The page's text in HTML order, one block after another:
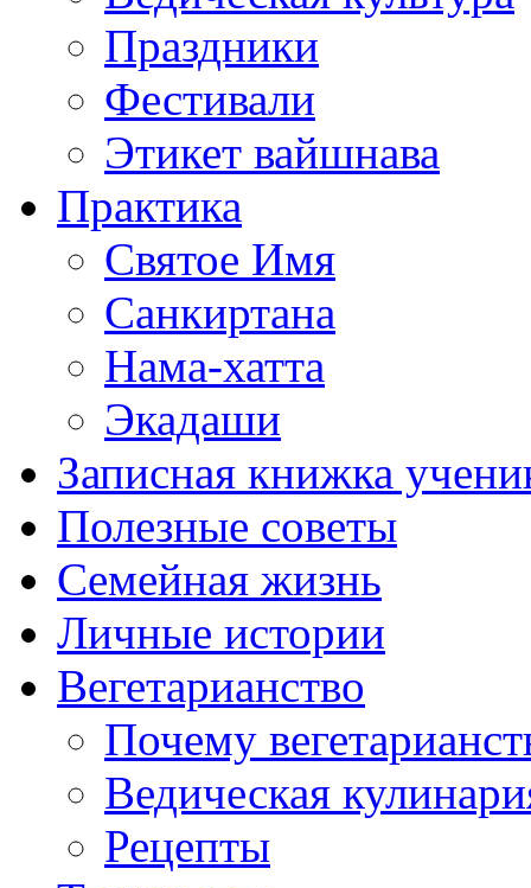
Праздники
Фестивали
Этикет вайшнава
Практика
Святое Имя
Санкиртана
Нама-хатта
Экадаши
Записная книжка
Полезные советы
Семейная жизнь
Личные истории
Вегетарианство
Почему
Ведическая
Рецепты